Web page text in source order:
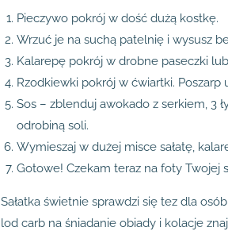
Pieczywo pokrój w dość dużą kostkę.
Wrzuć je na suchą patelnię i wysusz
Kalarepę pokrój w drobne paseczki
Rzodkiewki pokrój w ćwiartki. Poszarp
Sos – zblenduj awokado z serkiem, 3
odrobiną soli.
Wymieszaj w dużej misce sałatę,
Gotowe! Czekam teraz na foty Twojej
Sałatka świetnie sprawdzi się tez dla
lod carb na śniadanie obiady i kolacje